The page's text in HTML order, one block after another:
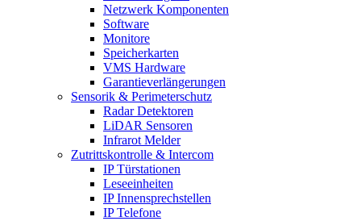
Netzwerk Komponenten
Software
Monitore
Speicherkarten
VMS Hardware
Garantieverlängerungen
Sensorik & Perimeterschutz
Radar Detektoren
LiDAR Sensoren
Infrarot Melder
Zutrittskontrolle & Intercom
IP Türstationen
Leseeinheiten
IP Innensprechstellen
IP Telefone